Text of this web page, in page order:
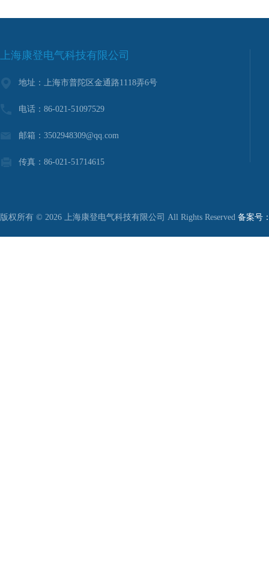
上海康登电气科技有限公司
地址：上海市普陀区金通路1118弄6号
电话：86-021-51097529
邮箱：3502948309@qq.com
传真：86-021-51714615
版权所有 © 2026 上海康登电气科技有限公司 All Rights Reserved 备案号